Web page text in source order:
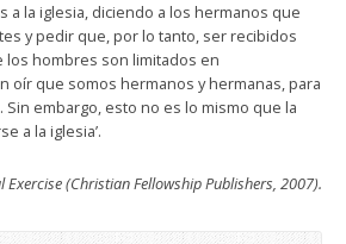
a la iglesia, diciendo a los hermanos que
y pedir que, por lo tanto, ser recibidos
los hombres son limitados en
oír que somos hermanos y hermanas, para
embargo, esto no es lo mismo que la
a la iglesia’.
Exercise (Christian Fellowship Publishers, 2007).